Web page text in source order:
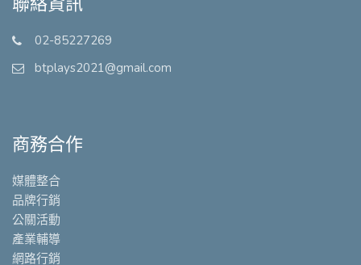
02-85227269
btplays2021@gmail.com
商務合作
媒體整合
品牌行銷
公關活動
產業輔導
網路行銷